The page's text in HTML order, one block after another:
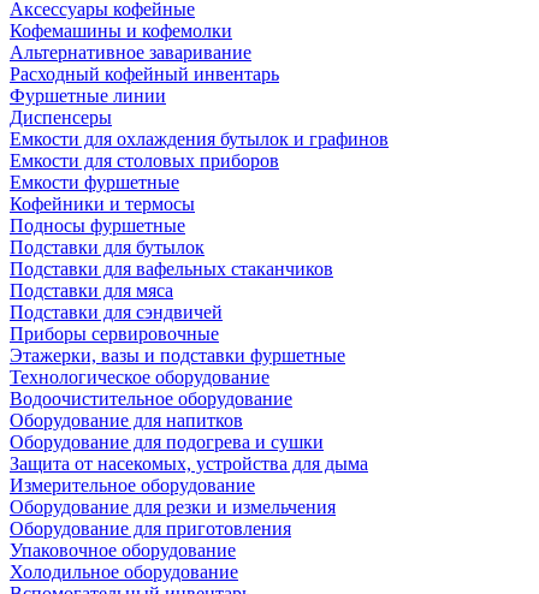
Аксессуары кофейные
Кофемашины и кофемолки
Альтернативное заваривание
Расходный кофейный инвентарь
Фуршетные линии
Диспенсеры
Емкости для охлаждения бутылок и графинов
Емкости для столовых приборов
Емкости фуршетные
Кофейники и термосы
Подносы фуршетные
Подставки для бутылок
Подставки для вафельных стаканчиков
Подставки для мяса
Подставки для сэндвичей
Приборы сервировочные
Этажерки, вазы и подставки фуршетные
Технологическое оборудование
Водоочистительное оборудование
Оборудование для напитков
Оборудование для подогрева и сушки
Защита от насекомых, устройства для дыма
Измерительное оборудование
Оборудование для резки и измельчения
Оборудование для приготовления
Упаковочное оборудование
Холодильное оборудование